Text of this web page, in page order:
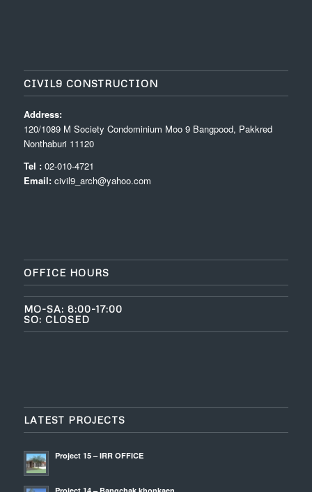
CIVIL9 CONSTRUCTION
Address:
120/1089 M Society Condominium Moo 9 Bangpood, Pakkred
Nonthaburi 11120
Tel :02-010-4721
Email: civil9_arch@yahoo.com
OFFICE HOURS
MO-SA: 8:00-17:00
SO: CLOSED
LATEST PROJECTS
Project 15 – IRR OFFICE